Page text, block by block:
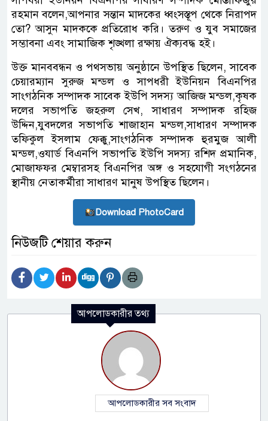
রহমান বলেন,আপনার সন্তান মাদকের ধ্বংসস্তূপ থেকে নিরাপদ
তো? আসুন মাদককে প্রতিরোধ করি। তরুণ ও যুব সমাজের
সম্ভাবনা এবং সামাজিক শৃঙ্খলা রক্ষায় ঐক্যবদ্ধ হই।
উক্ত মানববন্ধন ও পথসভায় অনুষ্ঠানে উপস্থিত ছিলেন, সাবেক
চেয়ারম্যান সুরুজ মন্ডল ও সাপধরী ইউনিয়ন বিএনপির
সাংগঠনিক সম্পাদক সাবেক ইউপি সদস্য আজিজ মন্ডল,কৃষক
দলের সভাপতি জহরুল সেখ, সাধারণ সম্পাদক রহিজ
উদ্দিন,যুবদলের সভাপতি শাজাহান মন্ডল,সাধারণ সম্পাদক
তফিকুল ইসলাম ফেক্কু,সাংগঠনিক সম্পাদক হুরমুজ আলী
মন্ডল,ওযার্ড বিএনপি সভাপতি ইউপি সদস্য রশিদ প্রমানিক,
মোজাফফর মেম্বারসহ বিএনপির অঙ্গ ও সহযোগী সংগঠনের
স্থানীয় নেতাকর্মীরা সাধারণ মানুষ উপস্থিত ছিলেন।
Download PhotoCard
নিউজটি শেয়ার করুন
আপলোডকারীর তথ্য
আপলোডকারীর সব সংবাদ